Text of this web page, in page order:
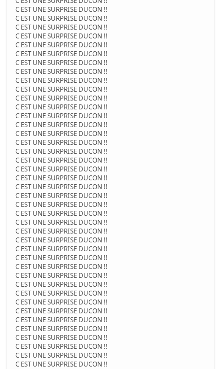
C'EST UNE SURPRISE DUCON !!
C'EST UNE SURPRISE DUCON !!
C'EST UNE SURPRISE DUCON !!
C'EST UNE SURPRISE DUCON !!
C'EST UNE SURPRISE DUCON !!
C'EST UNE SURPRISE DUCON !!
C'EST UNE SURPRISE DUCON !!
C'EST UNE SURPRISE DUCON !!
C'EST UNE SURPRISE DUCON !!
C'EST UNE SURPRISE DUCON !!
C'EST UNE SURPRISE DUCON !!
C'EST UNE SURPRISE DUCON !!
C'EST UNE SURPRISE DUCON !!
C'EST UNE SURPRISE DUCON !!
C'EST UNE SURPRISE DUCON !!
C'EST UNE SURPRISE DUCON !!
C'EST UNE SURPRISE DUCON !!
C'EST UNE SURPRISE DUCON !!
C'EST UNE SURPRISE DUCON !!
C'EST UNE SURPRISE DUCON !!
C'EST UNE SURPRISE DUCON !!
C'EST UNE SURPRISE DUCON !!
C'EST UNE SURPRISE DUCON !!
C'EST UNE SURPRISE DUCON !!
C'EST UNE SURPRISE DUCON !!
C'EST UNE SURPRISE DUCON !!
C'EST UNE SURPRISE DUCON !!
C'EST UNE SURPRISE DUCON !!
C'EST UNE SURPRISE DUCON !!
C'EST UNE SURPRISE DUCON !!
C'EST UNE SURPRISE DUCON !!
C'EST UNE SURPRISE DUCON !!
C'EST UNE SURPRISE DUCON !!
C'EST UNE SURPRISE DUCON !!
C'EST UNE SURPRISE DUCON !!
C'EST UNE SURPRISE DUCON !!
C'EST UNE SURPRISE DUCON !!
C'EST UNE SURPRISE DUCON !!
C'EST UNE SURPRISE DUCON !!
C'EST UNE SURPRISE DUCON !!
C'EST UNE SURPRISE DUCON !!